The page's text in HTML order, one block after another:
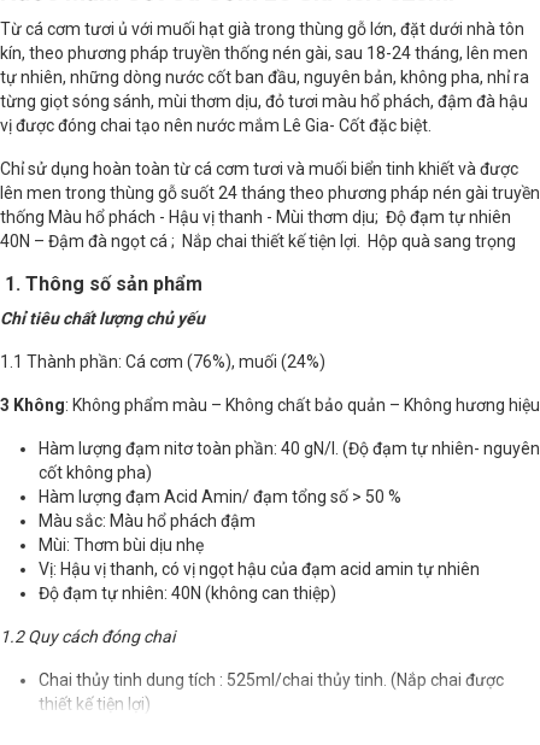
Từ cá cơm tươi ủ với muối hạt già trong thùng gỗ lớn, đặt dưới nhà tôn
kín, theo phương pháp truyền thống nén gài, sau 18-24 tháng, lên men
tự nhiên, những dòng nước cốt ban đầu, nguyên bản, không pha, nhỉ ra
từng giọt sóng sánh, mùi thơm dịu, đỏ tươi màu hổ phách, đậm đà hậu
vị được đóng chai tạo nên nước mắm Lê Gia- Cốt đặc biệt.
Chỉ sử dụng hoàn toàn từ cá cơm tươi và muối biển tinh khiết và được
lên men trong thùng gỗ suốt 24 tháng theo phương pháp nén gài truyền
thống Màu hổ phách - Hậu vị thanh - Mùi thơm dịu; Độ đạm tự nhiên
40N – Đậm đà ngọt cá ; Nắp chai thiết kế tiện lợi. Hộp quà sang trọng
1. Thông số sản phẩm
Chỉ tiêu chất lượng chủ yếu
1.1 Thành phần: Cá cơm (76%), muối (24%)
3 Không: Không phẩm màu – Không chất bảo quản – Không hương hiệu
Hàm lượng đạm nitơ toàn phần: 40 gN/l. (Độ đạm tự nhiên- nguyên
cốt không pha)
Hàm lượng đạm Acid Amin/ đạm tổng số > 50 %
Màu sắc: Màu hổ phách đậm
Mùi: Thơm bùi dịu nhẹ
Vị: Hậu vị thanh, có vị ngọt hậu của đạm acid amin tự nhiên
Độ đạm tự nhiên: 40N (không can thiệp)
1.2 Quy cách đóng chai
Chai thủy tinh dung tích : 525ml/chai thủy tinh. (Nắp chai được
thiết kế tiện lợi)